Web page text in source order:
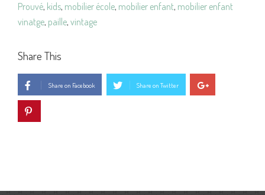
Prouvé, kids, mobilier école, mobilier enfant, mobilier enfant
vinatge, paille, vintage
Share This
Share on Facebook Share on Twitter